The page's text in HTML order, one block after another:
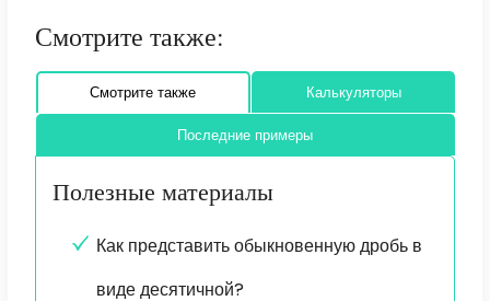
Смотрите также:
Смотрите также Калькуляторы
Последние примеры
Полезные материалы
Как представить обыкновенную дробь в
виде десятичной?